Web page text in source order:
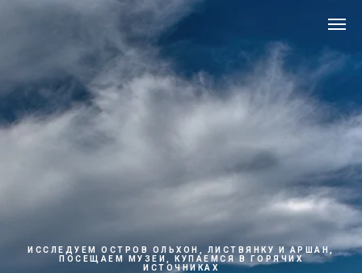
ИССЛЕДУЕМ ОСТРОВ ОЛЬХОН, ЛИСТВЯНКУ И АРШАН,
ПОСЕЩАЕМ МУЗЕИ, КУПАЕМСЯ В ГОРЯЧИХ
ИСТОЧНИКАХ